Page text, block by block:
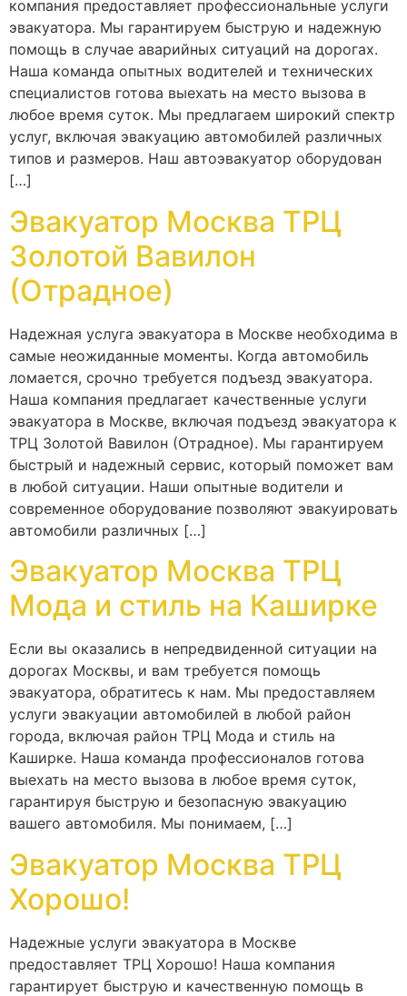
компания предоставляет профессиональные услуги
эвакуатора. Мы гарантируем быструю и надежную
помощь в случае аварийных ситуаций на дорогах.
Наша команда опытных водителей и технических
специалистов готова выехать на место вызова в
любое время суток. Мы предлагаем широкий спектр
услуг, включая эвакуацию автомобилей различных
типов и размеров. Наш автоэвакуатор оборудован
[…]
Эвакуатор Москва ТРЦ
Золотой Вавилон
(Отрадное)
Надежная услуга эвакуатора в Москве необходима в
самые неожиданные моменты. Когда автомобиль
ломается, срочно требуется подъезд эвакуатора.
Наша компания предлагает качественные услуги
эвакуатора в Москве, включая подъезд эвакуатора к
ТРЦ Золотой Вавилон (Отрадное). Мы гарантируем
быстрый и надежный сервис, который поможет вам
в любой ситуации. Наши опытные водители и
современное оборудование позволяют эвакуировать
автомобили различных […]
Эвакуатор Москва ТРЦ
Мода и стиль на Каширке
Если вы оказались в непредвиденной ситуации на
дорогах Москвы, и вам требуется помощь
эвакуатора, обратитесь к нам. Мы предоставляем
услуги эвакуации автомобилей в любой район
города, включая район ТРЦ Мода и стиль на
Каширке. Наша команда профессионалов готова
выехать на место вызова в любое время суток,
гарантируя быструю и безопасную эвакуацию
вашего автомобиля. Мы понимаем, […]
Эвакуатор Москва ТРЦ
Хорошо!
Надежные услуги эвакуатора в Москве
предоставляет ТРЦ Хорошо! Наша компания
гарантирует быструю и качественную помощь в